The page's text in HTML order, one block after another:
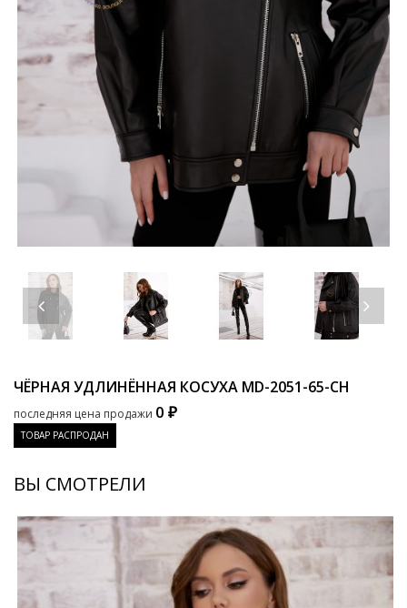
ЧЁРНАЯ УДЛИНЁННАЯ КОСУХА MD-2051-65-CH
последняя цена продажи 0 ₽
ТОВАР РАСПРОДАН
ВЫ СМОТРЕЛИ